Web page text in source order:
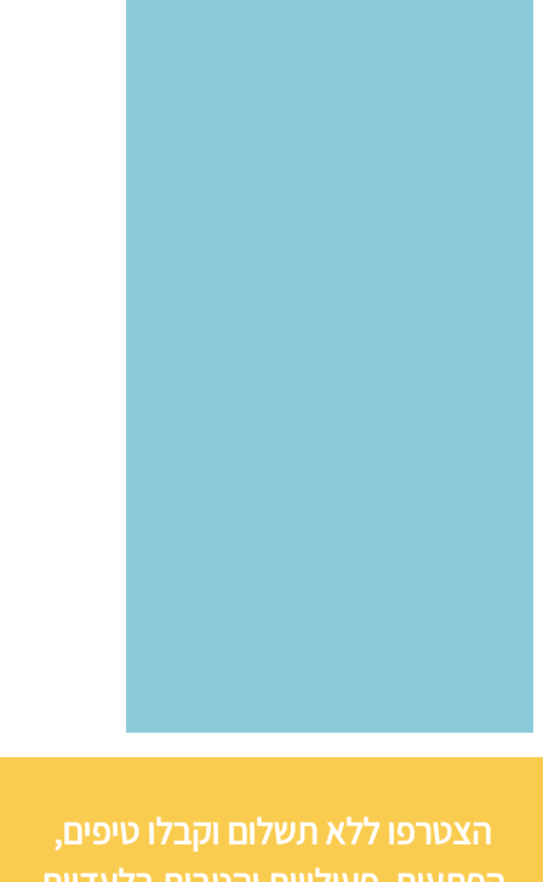
הצטרפו ללא תשלום וקבלו טיפים,